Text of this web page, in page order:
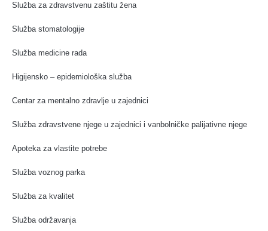
Služba za zdravstvenu zaštitu žena
Služba stomatologije
Služba medicine rada
Higijensko – epidemiološka služba
Centar za mentalno zdravlje u zajednici
Služba zdravstvene njege u zajednici i vanbolničke palijativne njege
Apoteka za vlastite potrebe
Služba voznog parka
Služba za kvalitet
Služba održavanja